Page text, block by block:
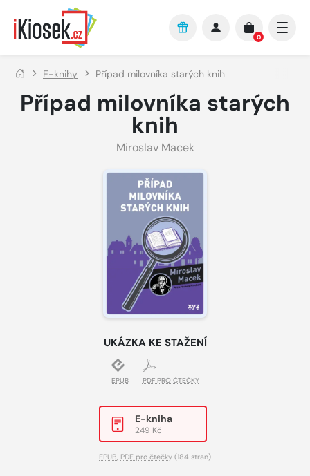
Přejít na hlavní obsah
0
E-knihy Případ milovníka starých knih
Případ milovníka starých
knih
Miroslav Macek
UKÁZKA KE STAŽENÍ
EPUB PDF PRO ČTEČKY
E-kniha
249 Kč
EPUB, PDF pro čtečky (184 stran)